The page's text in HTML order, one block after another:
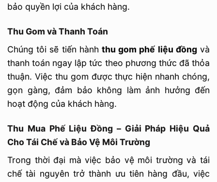
bảo quyền lợi của khách hàng.
Thu Gom và Thanh Toán
Chúng tôi sẽ tiến hành thu gom phế liệu đồngvà
thanh toán ngay lập tức theo phương thức đã thỏa
thuận. Việc thu gom được thực hiện nhanh chóng,
gọn gàng, đảm bảo không làm ảnh hưởng đến
hoạt động của khách hàng.
Thu Mua Phế Liệu Đồng – Giải Pháp Hiệu Quả
Cho Tái Chế và Bảo Vệ Môi Trường
Trong thời đại mà việc bảo vệ môi trường và tái
chế tài nguyên trở thành ưu tiên hàng đầu, việc